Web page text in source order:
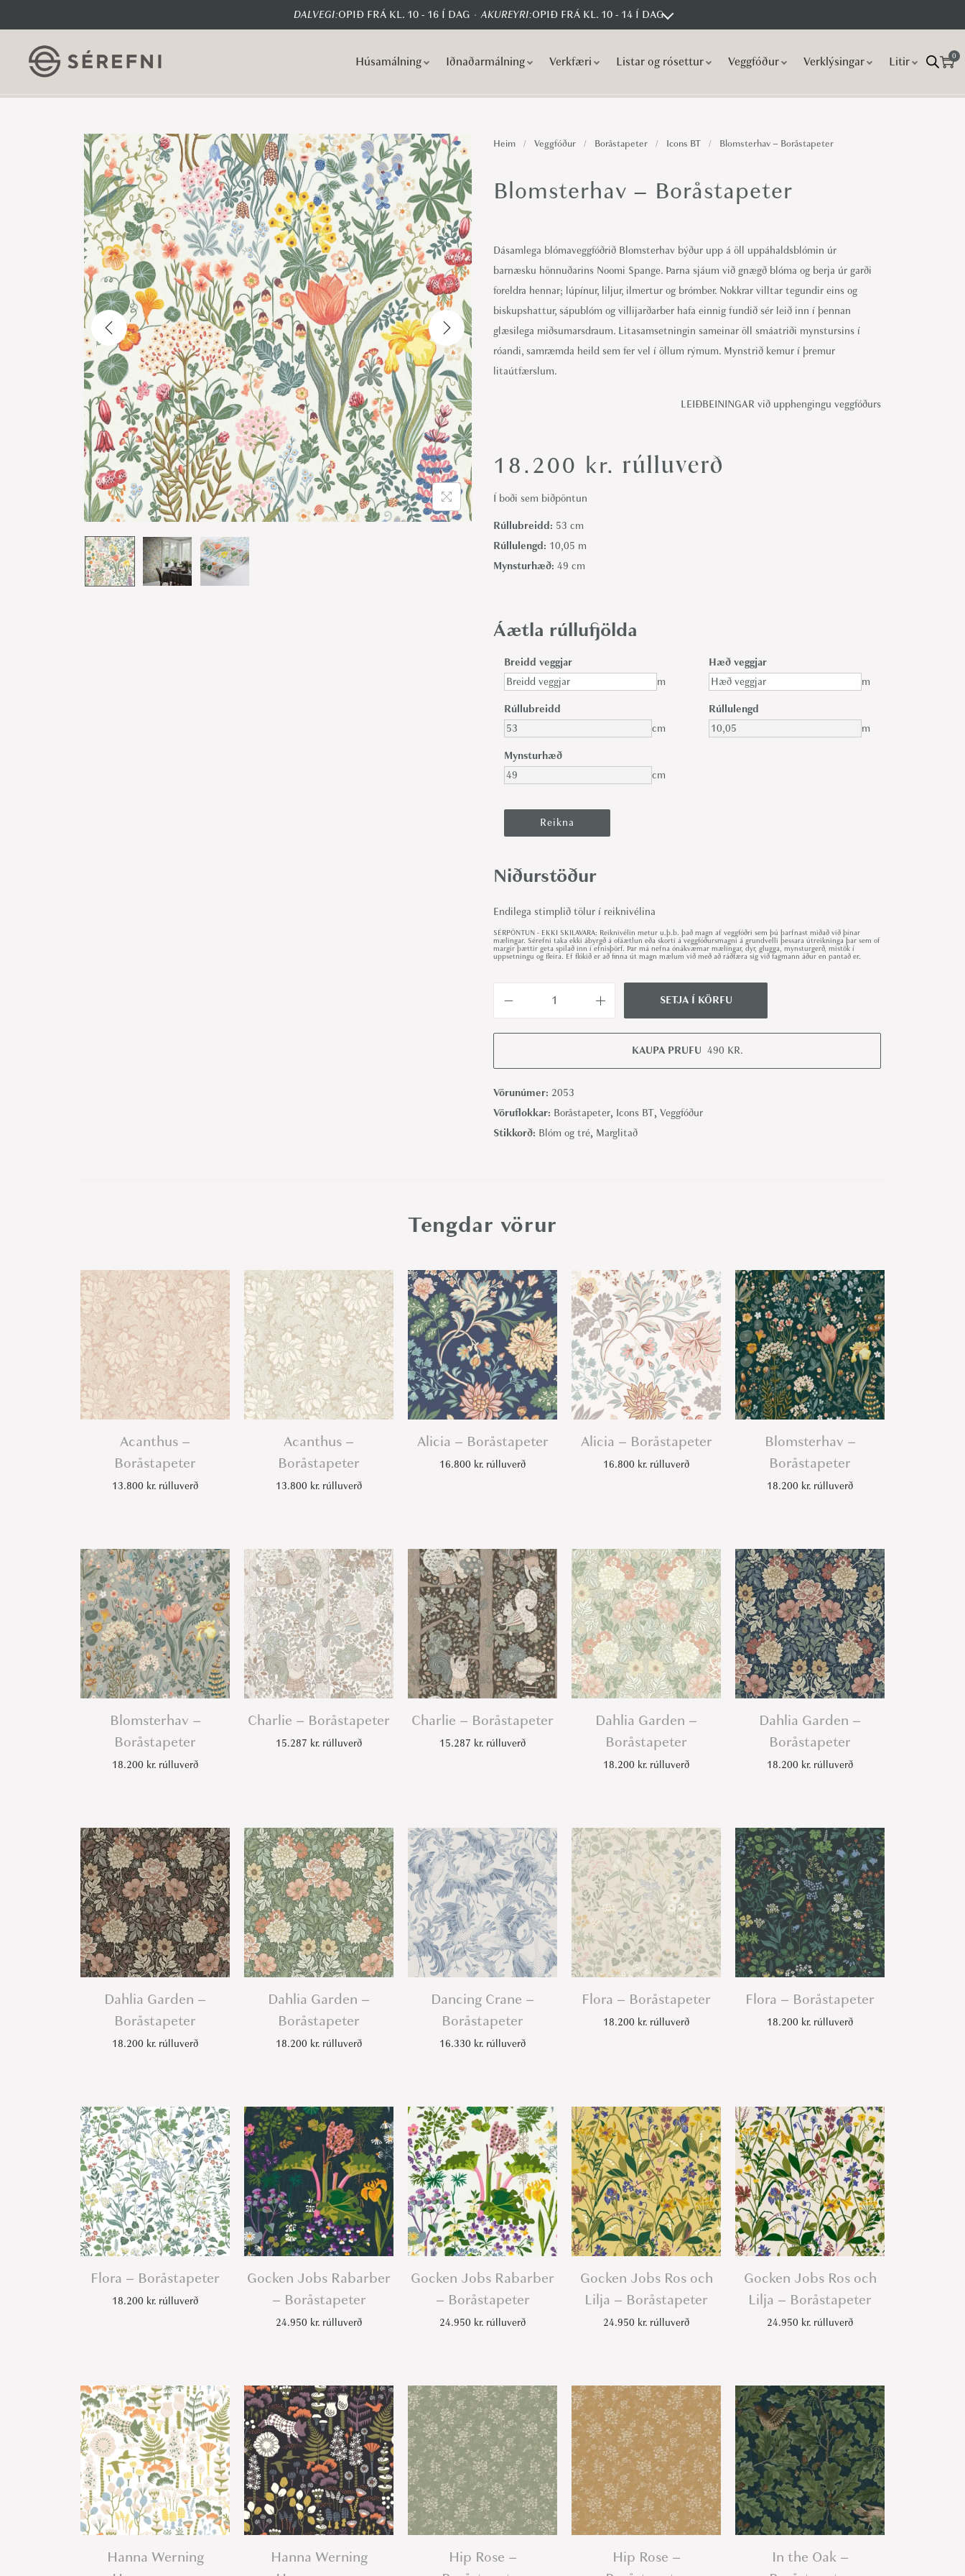
DALVEGI:OPIÐ FRÁ KL. 10 - 16 Í DAG AKUREYRI:OPIÐ FRÁ KL. 10 - 14 Í DAG
Húsamálning Iðnaðarmálning Verkfæri Listar og rósettur Veggfóður Verklýsingar Litir 0
Blomsterhav – Boråstapeter
Heim / Veggfóður / Boråstapeter / Icons BT / Blomsterhav – Boråstapeter
18.200 kr. rúlluverð
Dásamlega blómaveggfóðrið Blomsterhav býður upp á öll uppáhaldsblómin úr
barnæsku hönnuðarins Noomi Spange. Þarna sjáum við gnægð blóma og berja úr garði
foreldra hennar; lúpínur, liljur, ilmertur og brómber. Nokkrar villtar tegundir eins og
biskupshattur, sápublóm og villijarðarber hafa einnig fundið sér leið inn í þennan
glæsilega miðsumarsdraum. Litasamsetningin sameinar öll smáatriði mynstursins í
róandi, samræmda heild sem fer vel í öllum rýmum. Mynstrið kemur í þremur
litaútfærslum.
LEIÐBEININGAR við upphengingu veggfóðurs
Í boði sem biðpöntun
Rúllubreidd: 53 cm
Rúllulengd: 10,05 m
Mynsturhæð: 49 cm
Áætla rúllufjölda
Breidd veggjar
m
Hæð veggjar
m
Rúllubreidd
cm
Rúllulengd
m
Mynsturhæð
cm
Niðurstöður
Endilega stimplið tölur í reiknivélina
SÉRPÖNTUN - EKKI SKILAVARA: Reiknivélin metur u.þ.b. það magn af veggfóðri sem þú þarfnast miðað við þínar
mælingar. Sérefni taka ekki ábyrgð á ofáætlun eða skorti á veggfóðursmagni á grundvelli þessara útreikninga þar sem of
margir þættir geta spilað inn í efnisþörf. Þar má nefna ónákvæmar mælingar, dyr, glugga, mynsturgerð, mistök í
uppsetningu og fleira. Ef flókið er að finna út magn mælum við með að ráðfæra sig við fagmann áður en pantað er.
m
s
t
e
o
r
s
t
p
e
n
t
i
t
y
SETJA Í KÖRFU
KAUPA PRUFU 490 KR.
Vörunúmer: 2053
Vöruflokkar: Boråstapeter, Icons BT, Veggfóður
Stikkorð: Blóm og tré, Marglitað
Tengdar vörur
Acanthus –
Boråstapeter
13.800 kr. rúlluverð
Acanthus –
Boråstapeter
13.800 kr. rúlluverð
Alicia – Boråstapeter
16.800 kr. rúlluverð
Alicia – Boråstapeter
16.800 kr. rúlluverð
Blomsterhav –
Boråstapeter
18.200 kr. rúlluverð
Blomsterhav –
Boråstapeter
18.200 kr. rúlluverð
Charlie – Boråstapeter
15.287 kr. rúlluverð
Charlie – Boråstapeter
15.287 kr. rúlluverð
Dahlia Garden –
Boråstapeter
18.200 kr. rúlluverð
Dahlia Garden –
Boråstapeter
18.200 kr. rúlluverð
Dahlia Garden –
Boråstapeter
18.200 kr. rúlluverð
Dahlia Garden –
Boråstapeter
18.200 kr. rúlluverð
Dancing Crane –
Boråstapeter
16.330 kr. rúlluverð
Flora – Boråstapeter
18.200 kr. rúlluverð
Flora – Boråstapeter
18.200 kr. rúlluverð
Flora – Boråstapeter
18.200 kr. rúlluverð
Gocken Jobs Rabarber
– Boråstapeter
24.950 kr. rúlluverð
Gocken Jobs Rabarber
– Boråstapeter
24.950 kr. rúlluverð
Gocken Jobs Ros och
Lilja – Boråstapeter
24.950 kr. rúlluverð
Gocken Jobs Ros och
Lilja – Boråstapeter
24.950 kr. rúlluverð
Hanna Werning
Hanna Werning
Hip Rose –
Hip Rose –
In the Oak –